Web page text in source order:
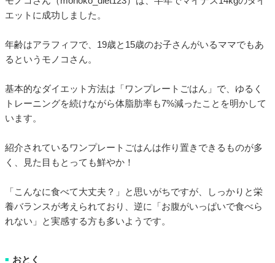
エットに成功しました。
年齢はアラフィフで、19歳と15歳のお子さんがいるママでもあ
るというモノコさん。
基本的なダイエット方法は「ワンプレートごはん」で、ゆるく
トレーニングを続けながら体脂肪率も7%減ったことを明かして
います。
紹介されているワンプレートごはんは作り置きできるものが多
く、見た目もとっても鮮やか！
「こんなに食べて大丈夫？」と思いがちですが、しっかりと栄
養バランスが考えられており、逆に「お腹がいっぱいで食べら
れない」と実感する方も多いようです。
■ おとく